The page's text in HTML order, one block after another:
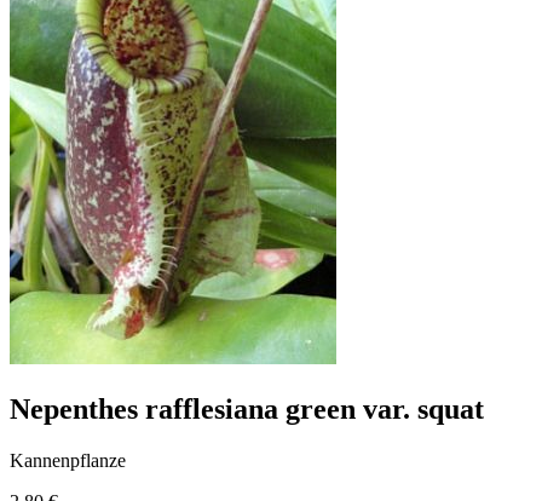
Nepenthes rafflesiana green var. squat
Kannenpflanze